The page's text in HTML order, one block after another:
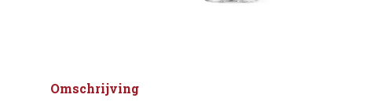
Omschrijving